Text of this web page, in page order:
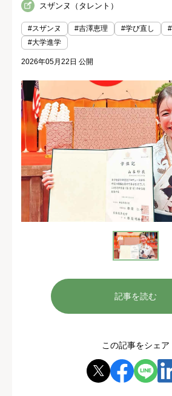
スザンヌ（タレント）
#スザンヌ #吉澤恵理 #学び直し
#大学進学
2026年05月22日 公開
記事を読む
この記事をシェア